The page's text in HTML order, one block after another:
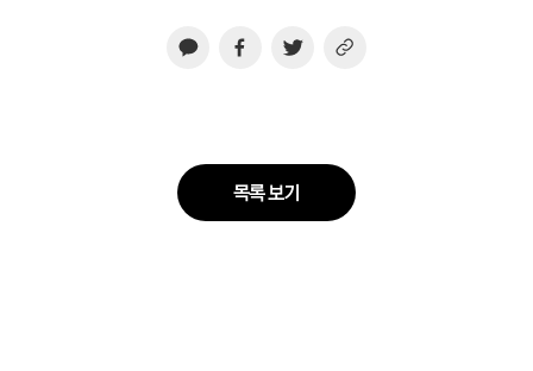
목록 보기